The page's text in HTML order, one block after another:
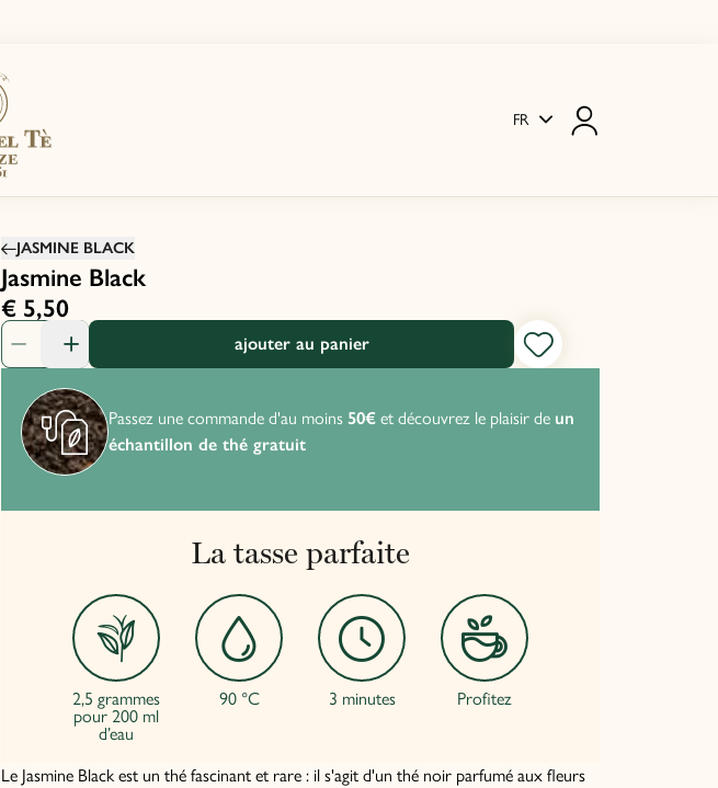
FR
JASMINE BLACK
Jasmine Black
€ 5,50
quantité de produit: 1
ajouter au panier
Passez une commande d'au moins 50€ et découvrez le plaisir de un
échantillon de thé gratuit
La tasse parfaite
2,5 grammes
pour 200 ml
d’eau
90 °C 3 minutes Profitez
Le Jasmine Black est un thé fascinant et rare : il s'agit d'un thé noir parfumé aux fleurs